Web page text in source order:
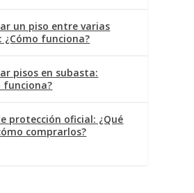
un piso entre varias
¿Cómo funciona?
pisos en subasta:
funciona?
protección oficial: ¿Qué
comprarlos?